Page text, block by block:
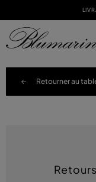
Retourner au